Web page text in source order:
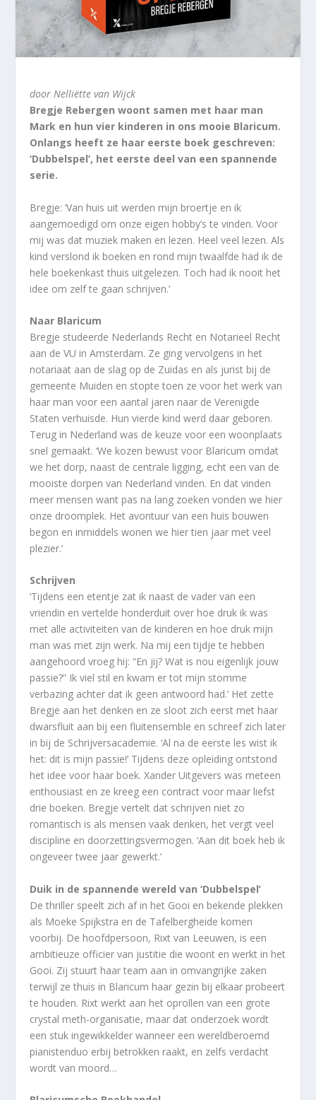
door Nelliëtte van Wijck
Bregje Rebergen woont samen met haar man
Mark en hun vier kinderen in ons mooie Blaricum.
Onlangs heeft ze haar eerste boek geschreven:
‘Dubbelspel’, het eerste deel van een spannende
serie.
Bregje: ‘Van huis uit werden mijn broertje en ik
aangemoedigd om onze eigen hobby’s te vinden. Voor
mij was dat muziek maken en lezen. Heel veel lezen. Als
kind verslond ik boeken en rond mijn twaalfde had ik de
hele boekenkast thuis uitgelezen. Toch had ik nooit het
idee om zelf te gaan schrijven.’
Naar Blaricum
Bregje studeerde Nederlands Recht en Notarieel Recht
aan de VU in Amsterdam. Ze ging vervolgens in het
notariaat aan de slag op de Zuidas en als jurist bij de
gemeente Muiden en stopte toen ze voor het werk van
haar man voor een aantal jaren naar de Verenigde
Staten verhuisde. Hun vierde kind werd daar geboren.
Terug in Nederland was de keuze voor een woonplaats
snel gemaakt. ‘We kozen bewust voor Blaricum omdat
we het dorp, naast de centrale ligging, echt een van de
mooiste dorpen van Nederland vinden. En dat vinden
meer mensen want pas na lang zoeken vonden we hier
onze droomplek. Het avontuur van een huis bouwen
begon en inmiddels wonen we hier tien jaar met veel
plezier.’
Schrijven
‘Tijdens een etentje zat ik naast de vader van een
vriendin en vertelde honderduit over hoe druk ik was
met alle activiteiten van de kinderen en hoe druk mijn
man was met zijn werk. Na mij een tijdje te hebben
aangehoord vroeg hij: “En jij? Wat is nou eigenlijk jouw
passie?” Ik viel stil en kwam er tot mijn stomme
verbazing achter dat ik geen antwoord had.’ Het zette
Bregje aan het denken en ze sloot zich eerst met haar
dwarsfluit aan bij een fluitensemble en schreef zich later
in bij de Schrijversacademie. ‘Al na de eerste les wist ik
het: dit is mijn passie!’ Tijdens deze opleiding ontstond
het idee voor haar boek. Xander Uitgevers was meteen
enthousiast en ze kreeg een contract voor maar liefst
drie boeken. Bregje vertelt dat schrijven niet zo
romantisch is als mensen vaak denken, het vergt veel
discipline en doorzettingsvermogen. ‘Aan dit boek heb ik
ongeveer twee jaar gewerkt.’
Duik in de spannende wereld van ‘Dubbelspel’
De thriller speelt zich af in het Gooi en bekende plekken
als Moeke Spijkstra en de Tafelbergheide komen
voorbij. De hoofdpersoon, Rixt van Leeuwen, is een
ambitieuze officier van justitie die woont en werkt in het
Gooi. Zij stuurt haar team aan in omvangrijke zaken
terwijl ze thuis in Blaricum haar gezin bij elkaar probeert
te houden. Rixt werkt aan het oprollen van een grote
crystal meth-organisatie, maar dat onderzoek wordt
een stuk ingewikkelder wanneer een wereldberoemd
pianistenduo erbij betrokken raakt, en zelfs verdacht
wordt van moord…